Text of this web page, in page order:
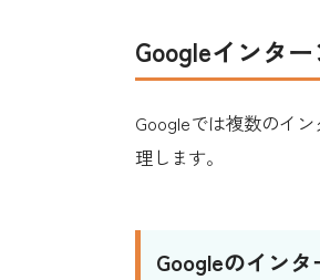
Googleインタ
Googleでは複数のイ
理します。
Googleのイン